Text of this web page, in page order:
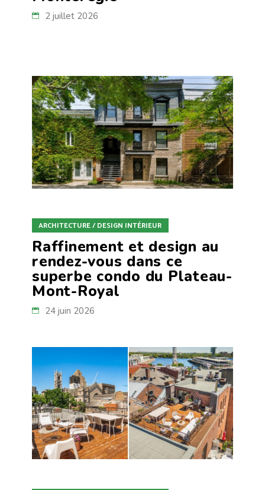
2 juillet 2026
ARCHITECTURE / DESIGN INTÉRIEUR
Raffinement et design au
rendez-vous dans ce
superbe condo du Plateau-
Mont-Royal
24 juin 2026